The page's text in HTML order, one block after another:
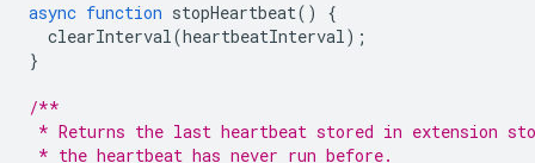
async function stopHeartbeat()
{
clearInterval(heartbeatInterval);
}
/**
* Returns the last heartbeat stored in extension
* the heartbeat has never run before.